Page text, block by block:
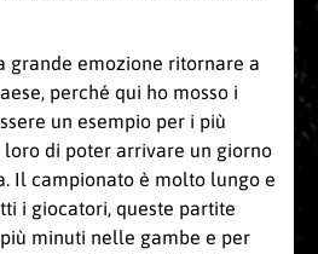
grande emozione ritornare a
perché qui ho mosso i
un esempio per i più
di poter arrivare un giorno
Il campionato è molto lungo e
i giocatori, queste partite
minuti nelle gambe e per